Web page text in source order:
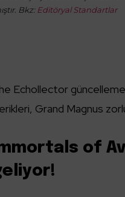
Bkz: Editöryal Standartlar
Echollector
Grand Magnus
of